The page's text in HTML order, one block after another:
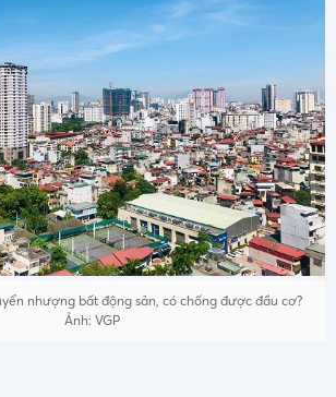
nhượng bất động sản, có chống được đầu cơ?
Ảnh: VGP